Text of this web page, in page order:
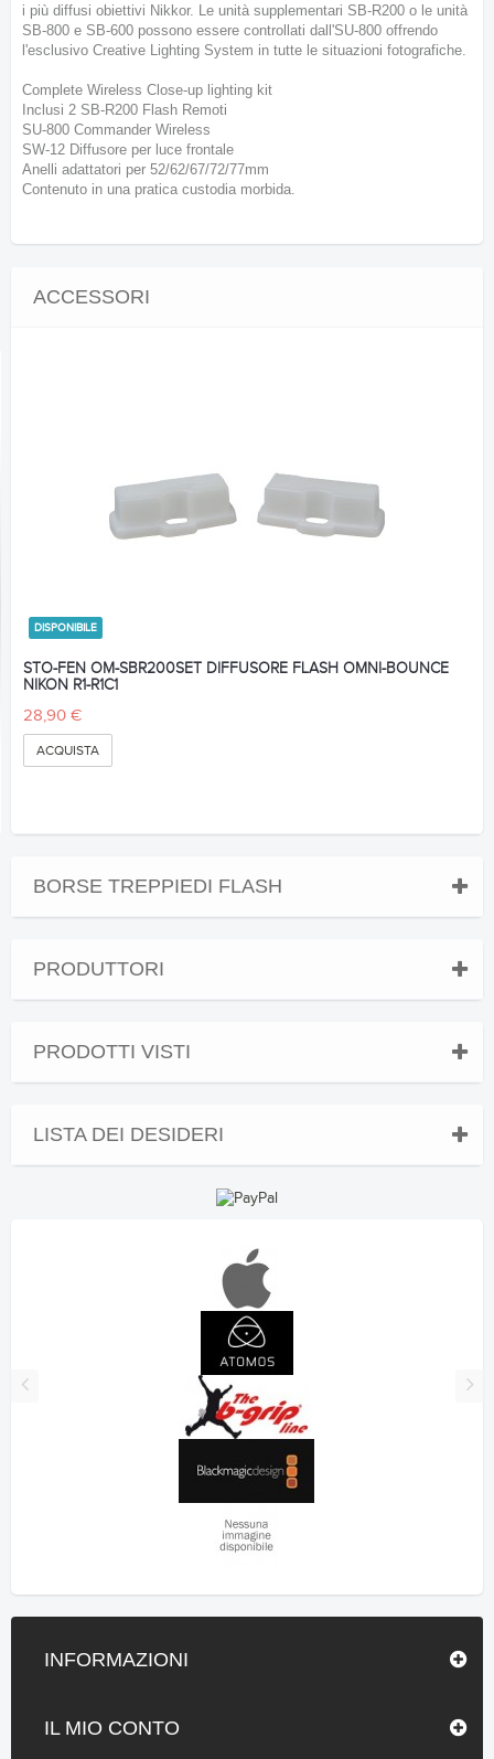
i più diffusi obiettivi Nikkor. Le unità supplementari SB-R200 o le unità
SB-800 e SB-600 possono essere controllati dall'SU-800 offrendo
l'esclusivo Creative Lighting System in tutte le situazioni fotografiche.
Complete Wireless Close-up lighting kit
Inclusi 2 SB-R200 Flash Remoti
SU-800 Commander Wireless
SW-12 Diffusore per luce frontale
Anelli adattatori per 52/62/67/72/77mm
Contenuto in una pratica custodia morbida.
ACCESSORI
STO-FEN OM-SBR200SET DIFFUSORE FLASH OMNI-BOUNCE
NIKON R1-R1C1
28,90 €
DISPONIBILE
ACQUISTA
BORSE TREPPIEDI FLASH
PRODUTTORI
PRODOTTI VISTI
LISTA DEI DESIDERI
INFORMAZIONI
IL MIO CONTO